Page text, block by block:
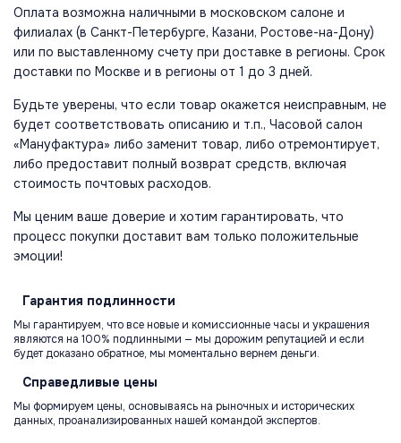
Оплата возможна наличными в московском салоне и
филиалах (в Санкт-Петербурге, Казани, Ростове-на-Дону)
или по выставленному счету при доставке в регионы. Срок
доставки по Москве и в регионы от 1 до 3 дней.
Будьте уверены, что если товар окажется неисправным, не
будет соответствовать описанию и т.п., Часовой салон
«Мануфактура» либо заменит товар, либо отремонтирует,
либо предоставит полный возврат средств, включая
стоимость почтовых расходов.
Мы ценим ваше доверие и хотим гарантировать, что
процесс покупки доставит вам только положительные
эмоции!
Гарантия подлинности
Мы гарантируем, что все новые и комиссионные часы и украшения
являются на 100% подлинными — мы дорожим репутацией и если
будет доказано обратное, мы моментально вернем деньги.
Справедливые цены
Мы формируем цены, основываясь на рыночных и исторических
данных, проанализированных нашей командой экспертов.